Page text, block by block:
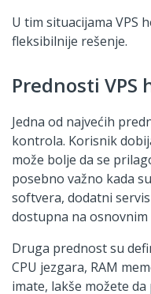
U tim situacijama VPS
fleksibilnije rešenje.
Prednosti VPS
Jedna od najvećih
kontrola. Korisnik
može bolje da se
posebno važno kada
softvera, dodatni
dostupna na
Druga prednost su
CPU jezgara, RAM
imate, lakše možete